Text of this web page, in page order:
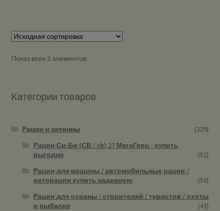
Показ всех 3 элементов
Категории товаров
Рации и антенны
(229)
Рации Си-Би (СВ / cb) 27 МегаГерц - купить
выгодно
(52)
Рации для машины / автомобильные рации /
авторации купить надежную
(53)
Рации для охраны / строителей / туристов / охоты
и рыбалки
(43)